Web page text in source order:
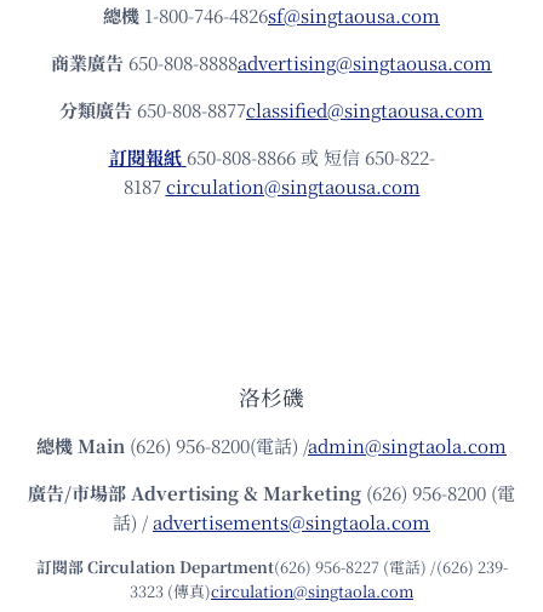
總機 1-800-746-4826sf@singtaousa.com
商業廣告 650-808-8888advertising@singtaousa.com
分類廣告 650-808-8877classified@singtaousa.com
訂閱報紙 650-808-8866 或 短信 650-822-
8187circulation@singtaousa.com
洛杉磯
總機Main (626) 956-8200(電話) /admin@singtaola.com
廣告/市場部Advertising & Marketing (626) 956-8200 (電
話) /advertisements@singtaola.com
訂閱部 Circulation Department(626) 956-8227 (電話) /(626) 239-
3323 (傳真)circulation@singtaola.com